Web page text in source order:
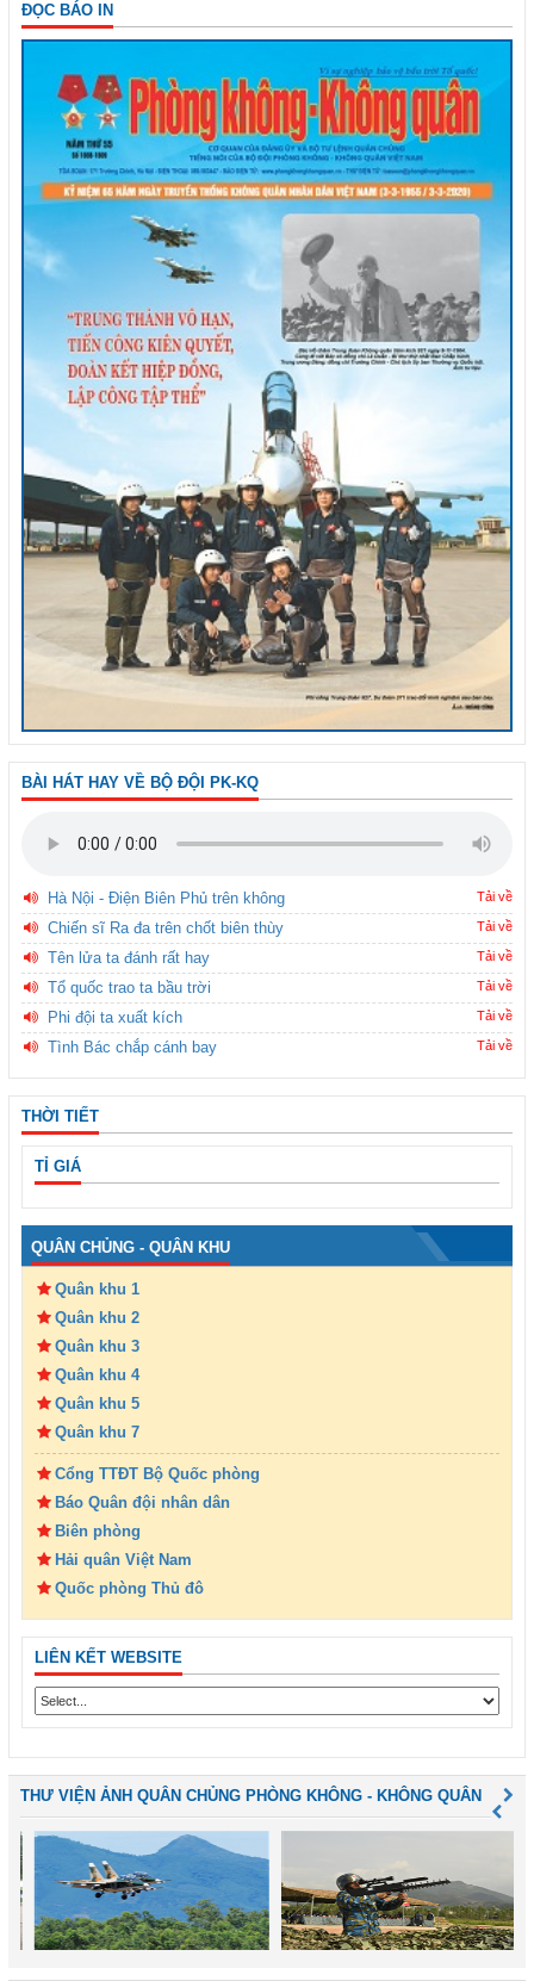
ĐỌC BÁO IN
BÀI HÁT HAY VỀ BỘ ĐỘI PK-KQ
Hà Nội - Điện Biên Phủ trên không Tải về
Chiến sĩ Ra đa trên chốt biên thùy Tải về
Tên lửa ta đánh rất hay Tải về
Tổ quốc trao ta bầu trời Tải về
Phi đội ta xuất kích Tải về
Tình Bác chắp cánh bay Tải về
THỜI TIẾT
TỈ GIÁ
QUÂN CHỦNG - QUÂN KHU
Quân khu 1
Quân khu 2
Quân khu 3
Quân khu 4
Quân khu 5
Quân khu 7
Cổng TTĐT Bộ Quốc phòng
Báo Quân đội nhân dân
Biên phòng
Hải quân Việt Nam
Quốc phòng Thủ đô
LIÊN KẾT WEBSITE
THƯ VIỆN ẢNH QUÂN CHỦNG PHÒNG KHÔNG - KHÔNG QUÂN